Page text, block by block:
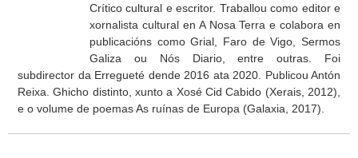
Crítico cultural e escritor. Traballou como editor e
xornalista cultural en A Nosa Terra e colabora en
publicacións como Grial, Faro de Vigo, Sermos
Galiza ou Nós Diario, entre outras. Foi
subdirector da Erregueté dende 2016 ata 2020. Publicou Antón
Reixa. Ghicho distinto, xunto a Xosé Cid Cabido (Xerais, 2012),
e o volume de poemas As ruínas de Europa (Galaxia, 2017).